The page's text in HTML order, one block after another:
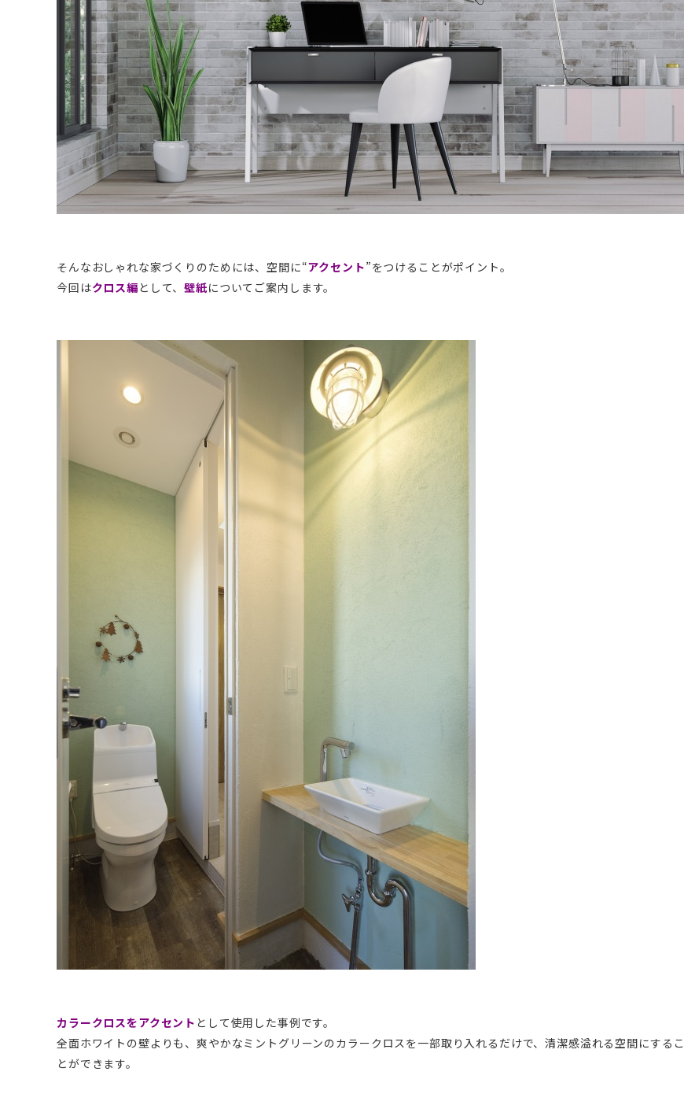
そんなおしゃれな家づくりのためには、空間に“アクセント”をつけることがポイント。
今回はクロス編として、壁紙についてご案内します。
カラークロスをアクセント として使用した事例です。
全面ホワイトの壁よりも、爽やかなミントグリーンのカラークロスを一部取り入れるだけで、清潔感溢れる空間にするこ
とができます。